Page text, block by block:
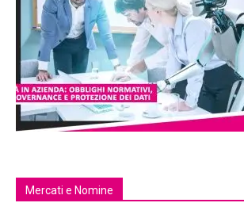
Mercati e Nomine